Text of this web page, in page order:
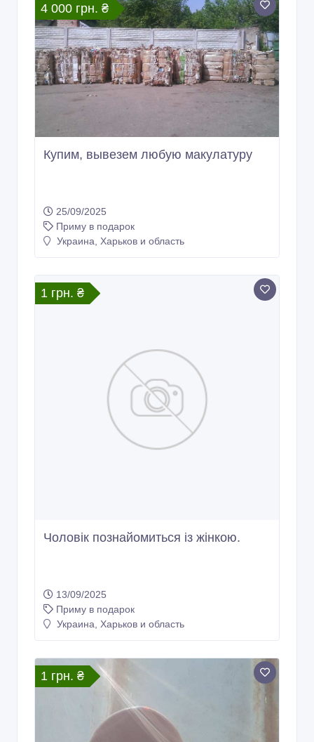
4 000 грн. ₴
Купим, вывезем любую макулатуру
25/09/2025
Приму в подарок
Украина, Харьков и область
1 грн. ₴
Чоловік познайомиться із жінкою.
13/09/2025
Приму в подарок
Украина, Харьков и область
1 грн. ₴